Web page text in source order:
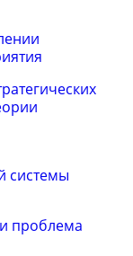
системы
проблема